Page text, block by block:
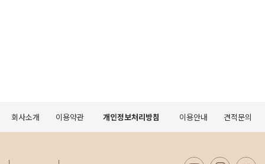
회사소개 이용약관 개인정보처리방침 이용안내 견적문의